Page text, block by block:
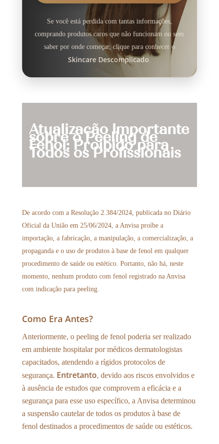
Se você está perdida com tantas informações,
comprando produtos caros que não funcionam ou sem
saber por onde começar, clique para conhecer o
Skincare Descomplicado
Atualização Importante
sobre o Peeling de
Fenol: Proibido para
Todos os Profissionais
De acordo com a Resolução 2.384/2024, publicada no Diário
Oficial da União em 25/06/2024, a Anvisa proíbe a
importação, a fabricação, a manipulação, a comercialização, a
propaganda e o uso de produtos à base de fenol em qualquer
procedimento de saúde ou estético. Portanto, não há, neste
momento, nenhum produto com fenol registrado na Anvisa
com indicação para peeling.
Como Era Antes?
Anteriormente, o peeling de fenol poderia ser realizado
em ambiente hospitalar por médicos dermatologistas
capacitados, atendendo a rígidos protocolos de
segurança. Entretanto, devido aos riscos envolvidos e
à ausência de estudos que comprovem a eficácia e a
segurança para esse uso específico, a Anvisa determinou
a suspensão cautelar de todos os produtos à base de
fenol destinados a procedimentos de saúde ou estéticos.